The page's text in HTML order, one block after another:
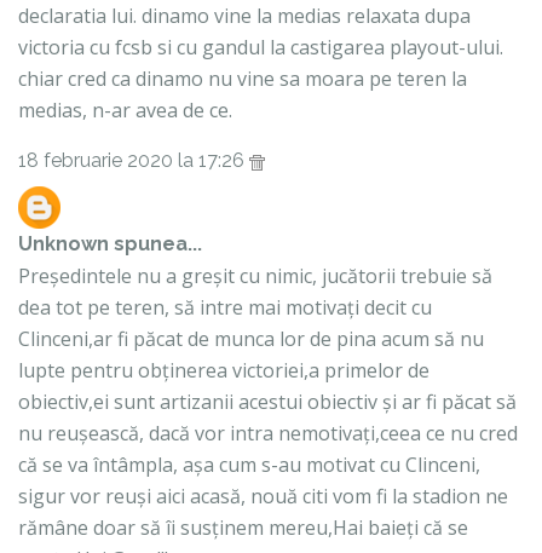
declaratia lui. dinamo vine la medias relaxata dupa
victoria cu fcsb si cu gandul la castigarea playout-ului.
chiar cred ca dinamo nu vine sa moara pe teren la
medias, n-ar avea de ce.
18 februarie 2020 la 17:26
Unknown spunea...
Președintele nu a greșit cu nimic, jucătorii trebuie să
dea tot pe teren, să intre mai motivați decit cu
Clinceni,ar fi păcat de munca lor de pina acum să nu
lupte pentru obținerea victoriei,a primelor de
obiectiv,ei sunt artizanii acestui obiectiv și ar fi păcat să
nu reușească, dacă vor intra nemotivați,ceea ce nu cred
că se va întâmpla, așa cum s-au motivat cu Clinceni,
sigur vor reuși aici acasă, nouă citi vom fi la stadion ne
rămâne doar să îi susținem mereu,Hai baieți că se